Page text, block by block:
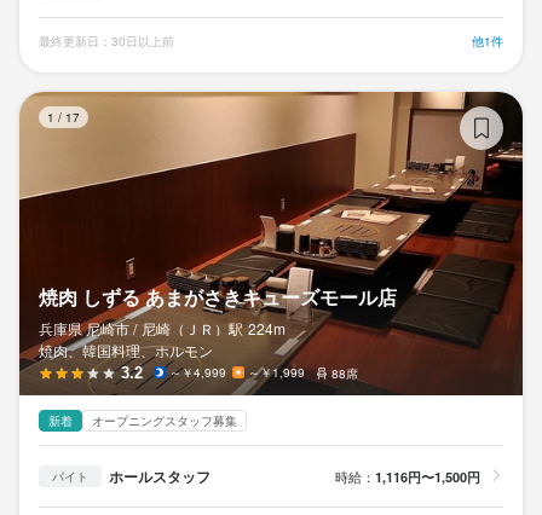
最終更新日：30日以上前 他1件
1 / 17
焼肉 しずる あまがさきキューズモール店
兵庫県 尼崎市 / 尼崎（ＪＲ） 駅 224m
焼肉、韓国料理、ホルモン
3.2 ～￥4,999 ～￥1,999 88席
新着 オープニングスタッフ募集
バイト ホールスタッフ 時給： 1,116円〜1,500円